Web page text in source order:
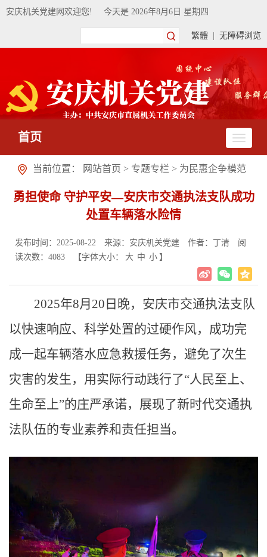
安庆机关党建网欢迎您! 今天是 2026年8月6日 星期四
繁體 无障碍浏览
首页
当前位置： 网站首页 > 专题专栏 > 为民惠企争模范
勇担使命 守护平安—安庆市交通执法支队成功
处置车辆落水险情
发布时间：2025-08-22 来源：安庆机关党建 作者：丁清
阅
读次数： 4083 【字体大小： 大 中 小 】
2025年8月20日晚，安庆市交通执法支队
以快速响应、科学处置的过硬作风，成功完
成一起车辆落水应急救援任务，避免了次生
灾害的发生，用实际行动践行了“人民至上、
生命至上”的庄严承诺，展现了新时代交通执
法队伍的专业素养和责任担当。